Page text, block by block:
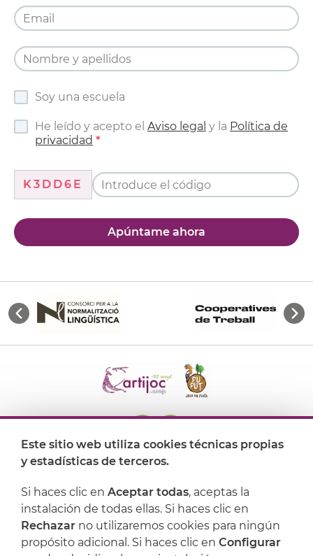
Soy una escuela
He leído y acepto el Aviso legal y la Política de
privacidad
K3DD6E
Apúntame ahora
Dónde encontrarnos
Artijoc
Soporte
Este sitio web utiliza cookies técnicas propias
y estadísticas de terceros.
Si haces clic en Aceptar todas, aceptas la
instalación de todas ellas. Si haces clic en
Rechazar no utilizaremos cookies para ningún
propósito adicional. Si haces clic en Configurar